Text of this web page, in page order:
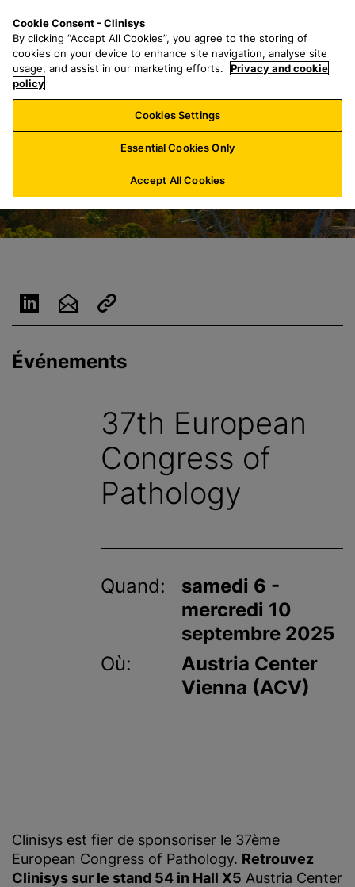
t
e
a
r
h
f
o
:
n
u
Événements
37th European
Congress of
Pathology
Quand:
samedi 6 -
mercredi 10
septembre 2025
Où:
Austria Center
Vienna (ACV)
Clinisys est fier de sponsoriser le 37ème
European Congress of Pathology. Retrouvez
Clinisys sur le stand 54 in Hall X5 Austria Center
Cookie Consent - Clinisys
By clicking “Accept All Cookies”, you agree to the storing of
cookies on your device to enhance site navigation, analyse site
usage, and assist in our marketing efforts.
Privacy and cookie
policy
Cookies Settings
Essential Cookies Only
Accept All Cookies